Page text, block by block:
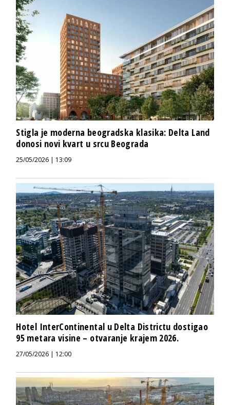
Stigla je moderna beogradska klasika: Delta Land
donosi novi kvart u srcu Beograda
25/05/2026 | 13:09
Hotel InterContinental u Delta Districtu dostigao
95 metara visine – otvaranje krajem 2026.
27/05/2026 | 12:00